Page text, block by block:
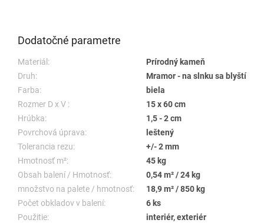
Dodatočné parametre
Materiál:
Prírodný kameň
Druh:
Mramor - na slnku sa blyští
Farba:
biela
Rozmer D x V :
15 x 60 cm
Hrúbka:
1,5 - 2 cm
Povrchová úprava:
leštený
Tolerancia rezu:
+/- 2 mm
Hmotnosť m²:
45 kg
Obsah balení / Hmotnosť:
0,54 m² / 24 kg
množstvo na palete / hmotnosť:
18,9 m² / 850 kg
Počet obkladov v balení:
6 ks
Použitie:
interiér, exteriér